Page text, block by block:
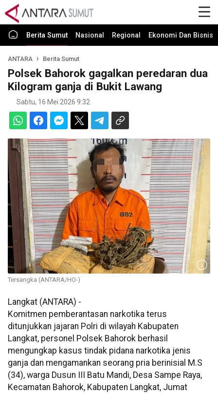
Berita Sumut Nasional Regional Ekonomi Dan Bisnis
ANTARA Berita Sumut
Polsek Bahorok gagalkan peredaran dua
Kilogram ganja di Bukit Lawang
Sabtu, 16 Mei 2026 9:32
Tersangka (ANTARA/HO-)
Langkat (ANTARA) -
Komitmen pemberantasan narkotika terus
ditunjukkan jajaran Polri di wilayah Kabupaten
Langkat, personel Polsek Bahorok berhasil
mengungkap kasus tindak pidana narkotika jenis
ganja dan mengamankan seorang pria berinisial M.S
(34), warga Dusun III Batu Mandi, Desa Sampe Raya,
Kecamatan Bahorok, Kabupaten Langkat, Jumat